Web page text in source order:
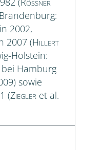
2002,
2007 (Hillert
Holstein:
Hamburg
sowie
(Ziegler et al.